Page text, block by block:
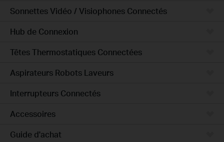
Sonnettes Vidéo / Visiophones Connectés
Hub de Connexion
Têtes Thermostatiques Connectées
Aspirateurs Robots Laveurs
Interrupteurs Connectés
Accessoires
Guide d'achat